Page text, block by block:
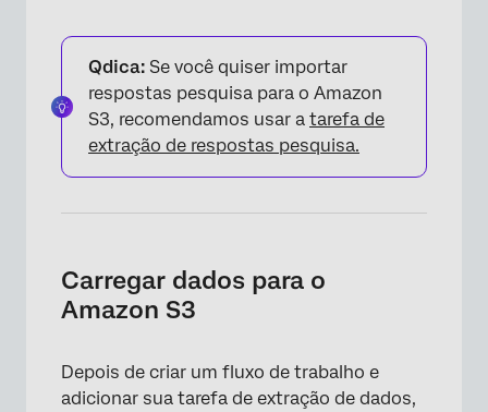
Qdica: Se você quiser importar
respostas pesquisa para o Amazon
S3, recomendamos usar a tarefa de
extração de respostas pesquisa.
Carregar dados para o
Amazon S3
Depois de criar um fluxo de trabalho e
adicionar sua tarefa de extração de dados,